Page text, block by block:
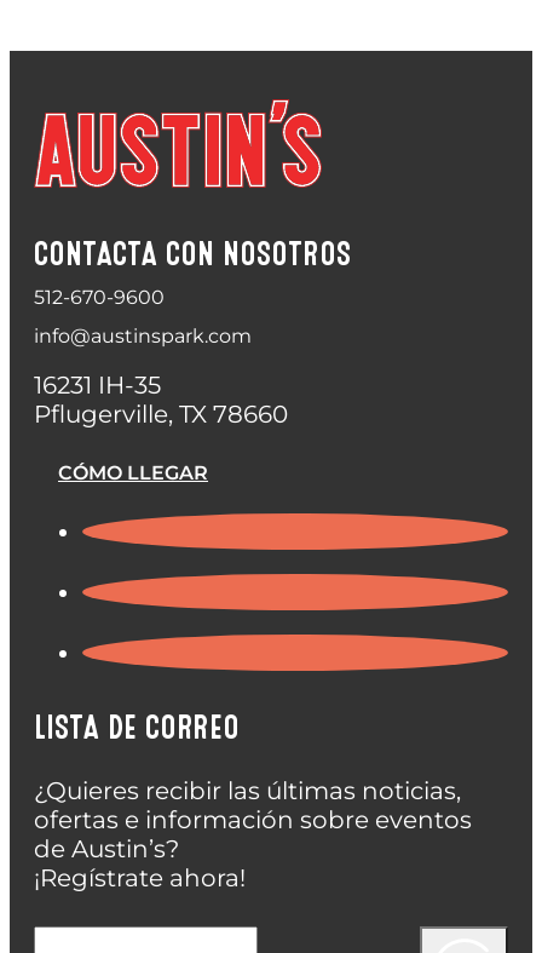
CONTACTA CON NOSOTROS
512-670-9600
info@austinspark.com
16231 IH-35
Pflugerville, TX 78660
CÓMO LLEGAR
LISTA DE CORREO
¿Quieres recibir las últimas noticias,
ofertas e información sobre eventos
de Austin’s?
¡Regístrate ahora!